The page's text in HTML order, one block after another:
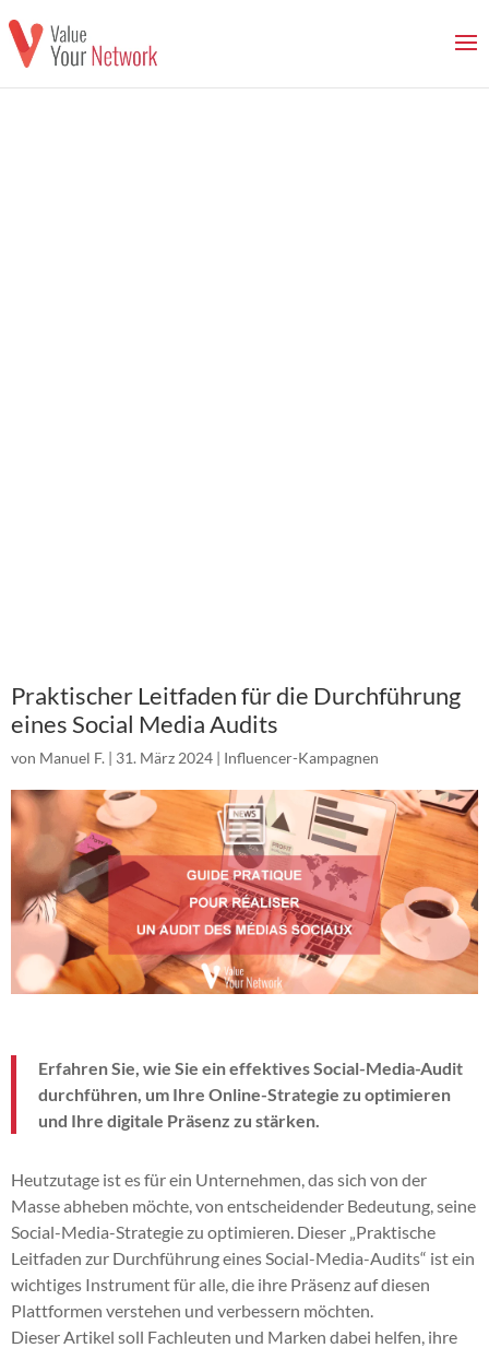
Praktischer Leitfaden für die Durchführung
eines Social Media Audits
von Manuel F. | 31. März 2024 | Influencer-Kampagnen
Erfahren Sie, wie Sie ein effektives Social-Media-Audit
durchführen, um Ihre Online-Strategie zu optimieren
und Ihre digitale Präsenz zu stärken.
Heutzutage ist es für ein Unternehmen, das sich von der
Masse abheben möchte, von entscheidender Bedeutung, seine
Social-Media-Strategie zu optimieren. Dieser „Praktische
Leitfaden zur Durchführung eines Social-Media-Audits“ ist ein
wichtiges Instrument für alle, die ihre Präsenz auf diesen
Plattformen verstehen und verbessern möchten.
Dieser Artikel soll Fachleuten und Marken dabei helfen, ihre